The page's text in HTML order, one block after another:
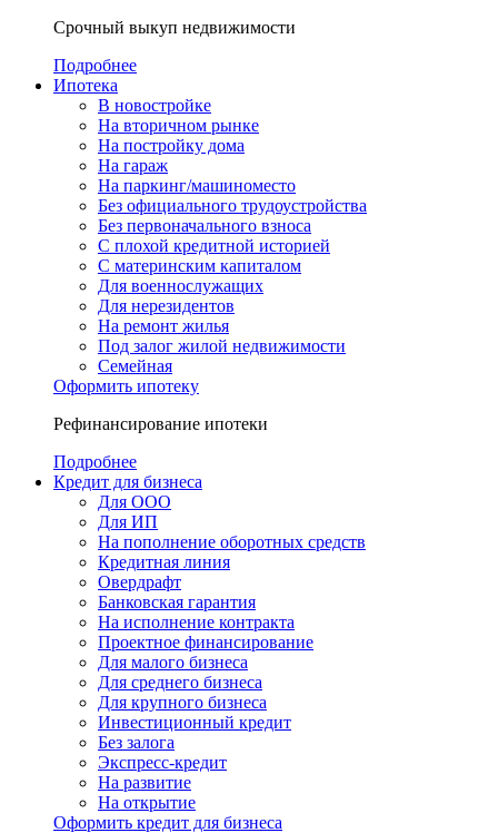
Срочный выкуп недвижимости
Подробнее
Ипотека
В новостройке
На вторичном рынке
На постройку дома
На гараж
На паркинг/машиноместо
Без официального трудоустройства
Без первоначального взноса
С плохой кредитной историей
С материнским капиталом
Для военнослужащих
Для нерезидентов
На ремонт жилья
Под залог жилой недвижимости
Семейная
Оформить ипотеку
Рефинансирование ипотеки
Подробнее
Кредит для бизнеса
Для ООО
Для ИП
На пополнение оборотных средств
Кредитная линия
Овердрафт
Банковская гарантия
На исполнение контракта
Проектное финансирование
Для малого бизнеса
Для среднего бизнеса
Для крупного бизнеса
Инвестиционный кредит
Без залога
Экспресс-кредит
На развитие
На открытие
Оформить кредит для бизнеса